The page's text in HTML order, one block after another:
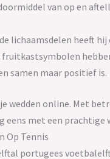
van op en
lichaamsdelen heeft
samen maar positief is.
wedden online. Met
eens met een
Op Tennis
portugees